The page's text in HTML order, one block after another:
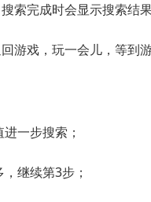
完成时会显示搜索结果
戏，玩一会儿，等到
一步搜索；
继续第3步；